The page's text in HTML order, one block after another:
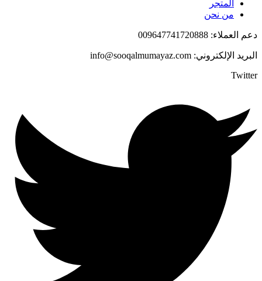
المتجر
من نحن
دعم العملاء: 009647741720888
البريد الإلكتروني: info@sooqalmumayaz.com
Twitter